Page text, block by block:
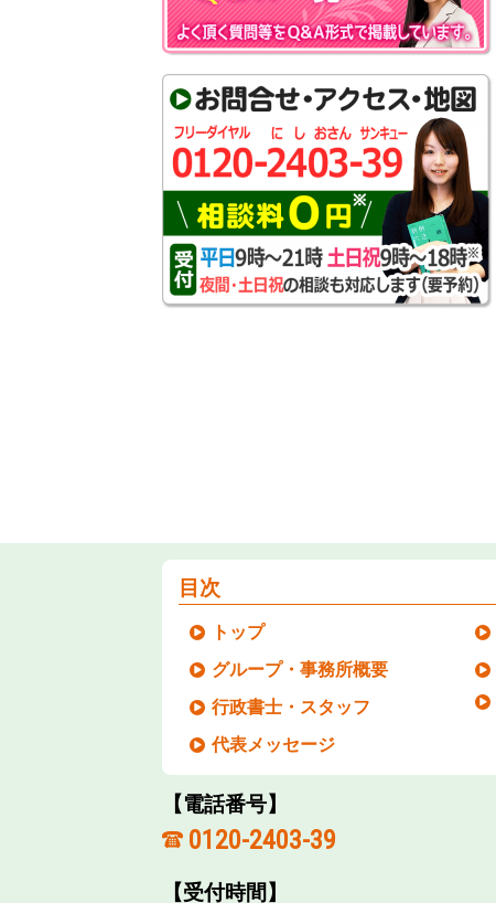
目次
トップ
グループ・事務所概要
行政書士・スタッフ
代表メッセージ
【電話番号】
0120-2403-39
【受付時間】